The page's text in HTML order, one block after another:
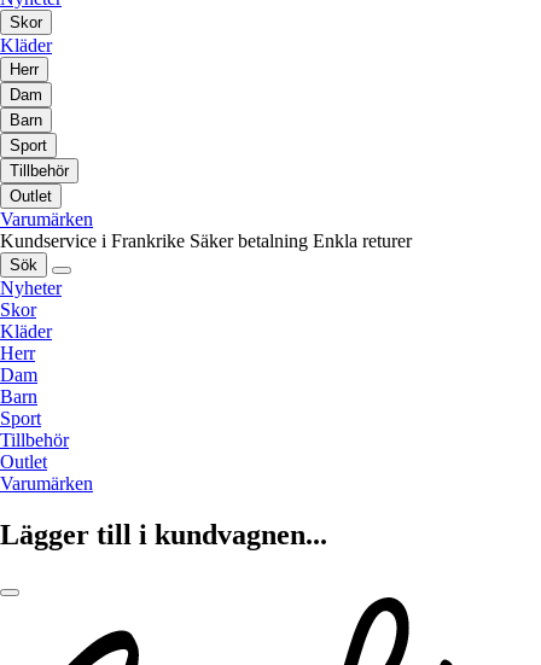
Skor
Kläder
Herr
Dam
Barn
Sport
Tillbehör
Outlet
Varumärken
Kundservice i Frankrike Säker betalning Enkla returer
Sök
Nyheter
Skor
Kläder
Herr
Dam
Barn
Sport
Tillbehör
Outlet
Varumärken
Lägger till i kundvagnen...